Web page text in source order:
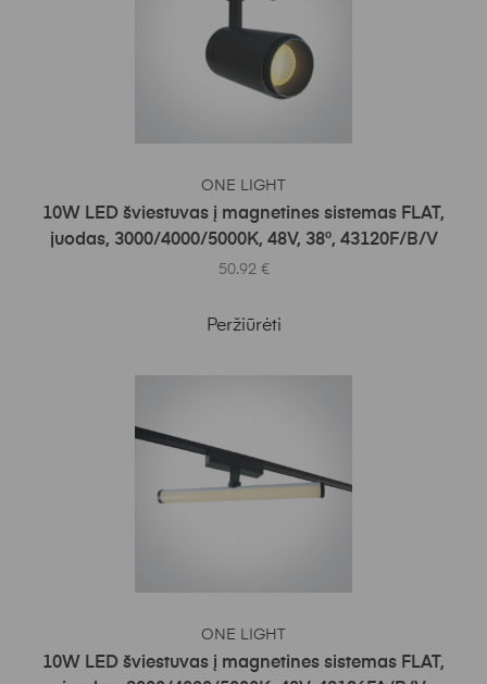
ONE LIGHT
10W LED šviestuvas į magnetines sistemas FLAT,
juodas, 3000/4000/5000K, 48V, 38°, 43120F/B/V
50.92 €
Peržiūrėti
ONE LIGHT
10W LED šviestuvas į magnetines sistemas FLAT,